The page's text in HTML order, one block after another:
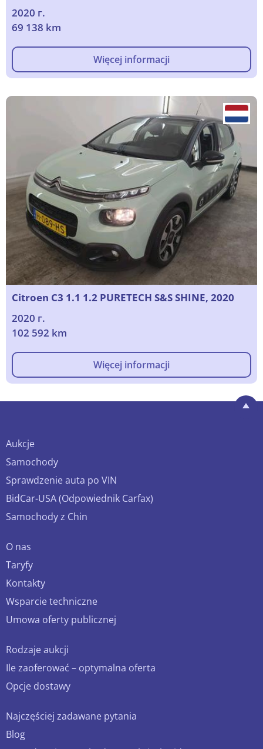
2020 г.
69 138 km
Więcej informacji
Citroen C3 1.1 1.2 PURETECH S&S SHINE, 2020
2020 г.
102 592 km
Więcej informacji
Aukcje
Samochody
Sprawdzenie auta po VIN
BidCar-USA (Odpowiednik Carfax)
Samochody z Chin
O nas
Taryfy
Kontakty
Wsparcie techniczne
Umowa oferty publicznej
Rodzaje aukcji
Ile zaoferować – optymalna oferta
Opcje dostawy
Najczęściej zadawane pytania
Blog